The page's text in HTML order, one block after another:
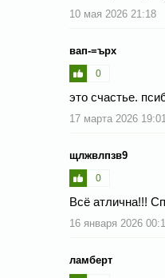
10 мая 2026 21:18
вап-=ърх
0
это счастье.
17 марта 2026
щлжвлпзв9
0
Всё атлична!!!
16 января 2026
ламберт